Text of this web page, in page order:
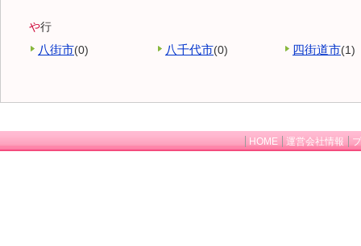
や行
八街市(0) 八千代市(0) 四街道市(1)
HOME 運営会社情報